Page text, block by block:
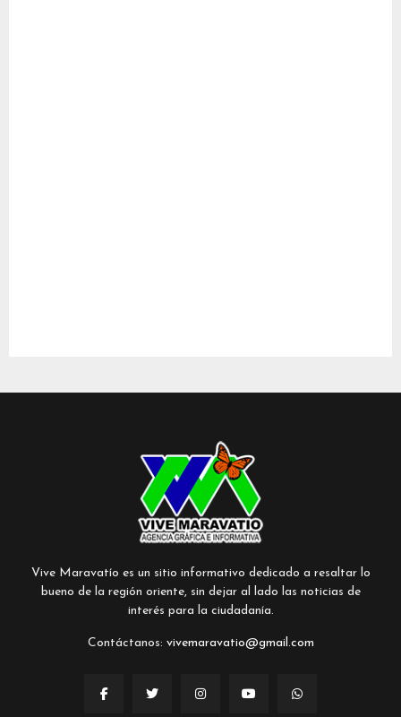
Vive Maravatío es un sitio informativo dedicado a resaltar lo
bueno de la región oriente, sin dejar al lado las noticias de
interés para la ciudadanía.
Contáctanos: vivemaravatio@gmail.com